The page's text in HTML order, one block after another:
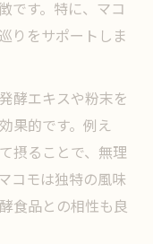
です。特に、マコ
りをサポートしま
酵エキスや粉末を
果的です。例え
摂ることで、無理
コモは独特の風味
食品との相性も良